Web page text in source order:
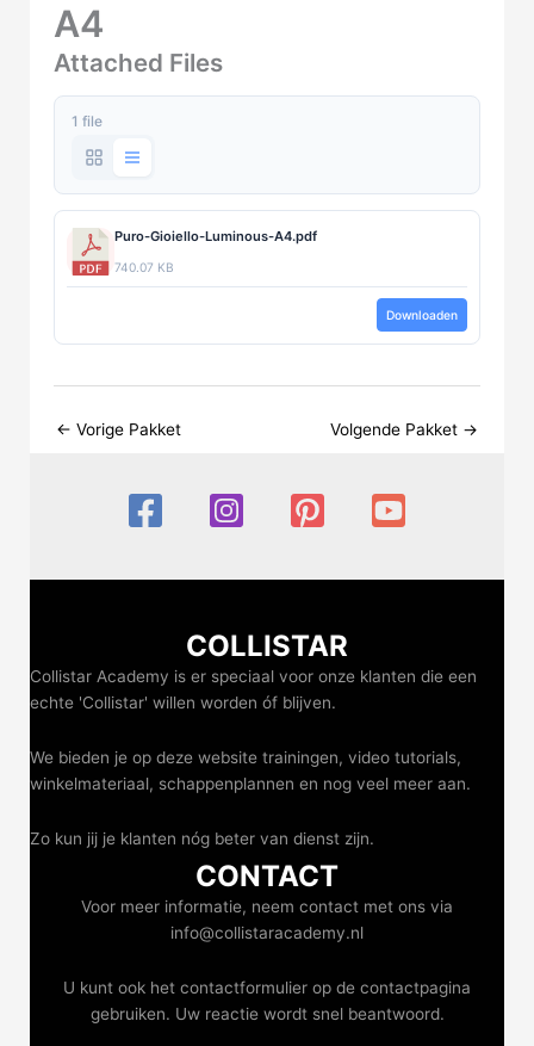
A4
Attached Files
1 file
Puro-Gioiello-Luminous-A4.pdf
740.07 KB
Downloaden
← Vorige Pakket Volgende Pakket →
COLLISTAR
Collistar Academy is er speciaal voor onze klanten die een
echte 'Collistar' willen worden óf blijven.
We bieden je op deze website trainingen, video tutorials,
winkelmateriaal, schappenplannen en nog veel meer aan.
Zo kun jij je klanten nóg beter van dienst zijn.
CONTACT
Voor meer informatie, neem contact met ons via
info@collistaracademy.nl
U kunt ook het contactformulier op de contactpagina
gebruiken. Uw reactie wordt snel beantwoord.